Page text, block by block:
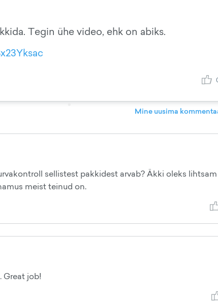
Tegin ühe video, ehk on abiks.
Mine uusima
sellistest pakkidest arvab? Äkki oleks
meist teinud on.
job!